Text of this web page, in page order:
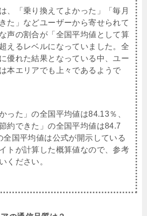
、「乗り換えてよかった」「毎月
た」などユーザーから寄せられて
声の割合が「全国平均値として算
えるレベルになっていました。全
優れた結果となっている中、ユー
本エリアでも上々であるようで
った」の全国平均値は84.13％、
約できた」の全国平均値は84.7
全国平均値は公式が開示している
トが計算した概算値なので、参考
ください。